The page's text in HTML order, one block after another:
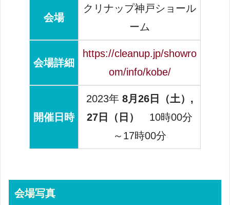
会場
クリナップ神戸ショール
ーム
会場詳細
https://cleanup.jp/showro
om/info/kobe/
開催日時
2023年 8月26日（土）,
27日
（日）
10時00分
～17時00分
会場写真